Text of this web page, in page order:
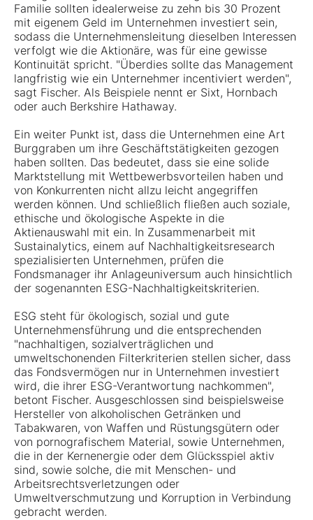
Familie sollten idealerweise zu zehn bis 30 Prozent
mit eigenem Geld im Unternehmen investiert sein,
sodass die Unternehmensleitung dieselben Interessen
verfolgt wie die Aktionäre, was für eine gewisse
Kontinuität spricht. "Überdies sollte das Management
langfristig wie ein Unternehmer incentiviert werden",
sagt Fischer. Als Beispiele nennt er Sixt, Hornbach
oder auch Berkshire Hathaway.
Ein weiter Punkt ist, dass die Unternehmen eine Art
Burggraben um ihre Geschäftstätigkeiten gezogen
haben sollten. Das bedeutet, dass sie eine solide
Marktstellung mit Wettbewerbsvorteilen haben und
von Konkurrenten nicht allzu leicht angegriffen
werden können. Und schließlich fließen auch soziale,
ethische und ökologische Aspekte in die
Aktienauswahl mit ein. In Zusammenarbeit mit
Sustainalytics, einem auf Nachhaltigkeitsresearch
spezialisierten Unternehmen, prüfen die
Fondsmanager ihr Anlageuniversum auch hinsichtlich
der sogenannten ESG-Nachhaltigkeitskriterien.
ESG steht für ökologisch, sozial und gute
Unternehmensführung und die entsprechenden
"nachhaltigen, sozialverträglichen und
umweltschonenden Filterkriterien stellen sicher, dass
das Fondsvermögen nur in Unternehmen investiert
wird, die ihrer ESG-Verantwortung nachkommen",
betont Fischer. Ausgeschlossen sind beispielsweise
Hersteller von alkoholischen Getränken und
Tabakwaren, von Waffen und Rüstungsgütern oder
von pornografischem Material, sowie Unternehmen,
die in der Kernenergie oder dem Glücksspiel aktiv
sind, sowie solche, die mit Menschen- und
Arbeitsrechtsverletzungen oder
Umweltverschmutzung und Korruption in Verbindung
gebracht werden.